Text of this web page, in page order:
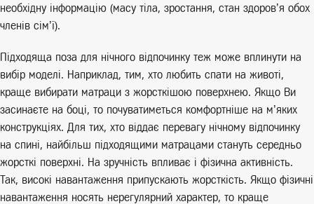
необхідну інформацію (масу тіла, зростання, стан здоров’я обох
членів сім’ї).
Підходяща поза для нічного відпочинку теж може вплинути на
вибір моделі. Наприклад, тим, хто любить спати на животі,
краще вибирати матраци з жорсткішою поверхнею. Якщо Ви
засинаєте на боці, то почуватиметься комфортніше на м’яких
конструкціях. Для тих, хто віддає перевагу нічному відпочинку
на спині, найбільш підходящими матрацами стануть середньо
жорсткі поверхні. На зручність впливає і фізична активність.
Так, високі навантаження припускають жорсткість. Якщо фізичні
навантаження носять нерегулярний характер, то краще